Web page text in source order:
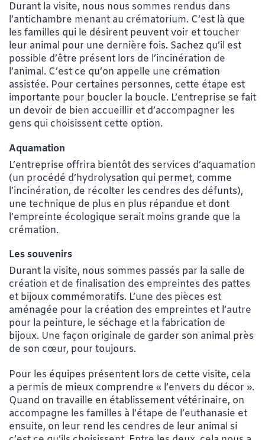
Durant la visite, nous nous sommes rendus dans
l’antichambre menant au crématorium. C’est là que
les familles qui le désirent peuvent voir et toucher
leur animal pour une dernière fois. Sachez qu’il est
possible d’être présent lors de l’incinération de
l’animal. C’est ce qu’on appelle une crémation
assistée. Pour certaines personnes, cette étape est
importante pour boucler la boucle. L’entreprise se fait
un devoir de bien accueillir et d’accompagner les
gens qui choisissent cette option.
Aquamation
L’entreprise offrira bientôt des services d’aquamation
(un procédé d’hydrolysation qui permet, comme
l’incinération, de récolter les cendres des défunts),
une technique de plus en plus répandue et dont
l’empreinte écologique serait moins grande que la
crémation.
Les souvenirs
Durant la visite, nous sommes passés par la salle de
création et de finalisation des empreintes des pattes
et bijoux commémoratifs. L’une des pièces est
aménagée pour la création des empreintes et l’autre
pour la peinture, le séchage et la fabrication de
bijoux. Une façon originale de garder son animal près
de son cœur, pour toujours.
Pour les équipes présentent lors de cette visite, cela
a permis de mieux comprendre « l’envers du décor ».
Quand on travaille en établissement vétérinaire, on
accompagne les familles à l’étape de l’euthanasie et
ensuite, on leur rend les cendres de leur animal si